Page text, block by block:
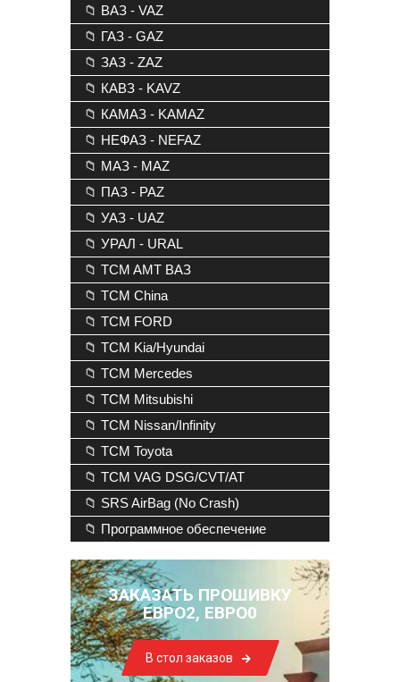
📁 ВАЗ - VAZ
📁 ГАЗ - GAZ
📁 ЗАЗ - ZAZ
📁 КАВЗ - KAVZ
📁 КАМАЗ - KAMAZ
📁 НЕФАЗ - NEFAZ
📁 МАЗ - MAZ
📁 ПАЗ - PAZ
📁 УАЗ - UAZ
📁 УРАЛ - URAL
📁 TCM AMT ВАЗ
📁 TCM China
📁 TCM FORD
📁 TCM Kia/Hyundai
📁 TCM Mercedes
📁 TCM Mitsubishi
📁 TCM Nissan/Infinity
📁 TCM Toyota
📁 TCM VAG DSG/CVT/AT
📁 SRS AirBag (No Crash)
📁 Программное обеспечение
ЗАКАЗАТЬ ПРОШИВКУ
ЕВРО2, ЕВРО0
В стол заказов